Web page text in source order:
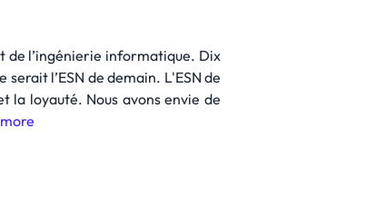
de l’ingénierie informatique. Dix
l’ESN de demain. L'ESN de
la loyauté. Nous avons envie de